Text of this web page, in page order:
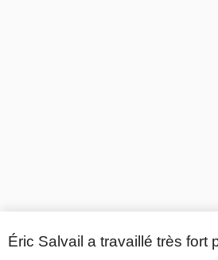
Éric Salvail a travaillé très fort